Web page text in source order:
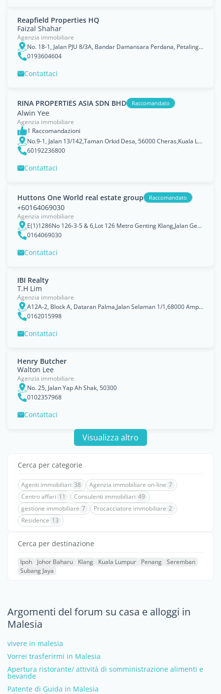
Reapfield Properties HQ
Faizal Shahar
Agenzia immobiliare
No. 18-1, Jalan PJU 8/3A, Bandar Damansara Perdana, Petaling Jaya, Selangor
0193604604
Contattaci
RINA PROPERTIES ASIA SDN BHD Raccomandato
Alwin Yee
Agenzia immobiliare
1 Raccomandazioni
No.9-1, Jalan 13/142,Taman Orkid Desa, 56000 Cheras,Kuala Lumpur.
60192236800
Contattaci
Huttons One World real estate group Raccomandato
+60164069030
Agenzia immobiliare
E(1)1286No 126-3-5 & 6,Lot 126 Metro Genting Klang,Jalan Genting Kelang,53300 Kuala Lumpur.
0164069030
Contattaci
IBI Realty
T.H Lim
Agenzia immobiliare
A12A-2, Block A, Dataran Palma,Jalan Selaman 1/1,68000 Ampang, Selangor, Kuala Lumpur
0162015998
Contattaci
Henry Butcher
Walton Lee
Agenzia immobiliare
No. 25, Jalan Yap Ah Shak, 50300
0102357968
Contattaci
Visualizza altro
Cerca per categorie
Agenti immobiliari 38 Agenzia immobiliare on-line 7
Centro affari 11 Consulenti immobiliari 49
gestione immobiliare 7 Procacciatore immobiliare 2
Residence 13
Cerca per destinazione
Ipoh Johor Baharu Klang Kuala Lumpur Penang Seremban
Subang Jaya
Argomenti del forum su casa e alloggi in
Malesia
vivere in malesia
Vorrei trasferirmi in Malesia
Apertura ristorante/ attività di somministrazione alimenti e
bevande
Patente di Guida in Malesia